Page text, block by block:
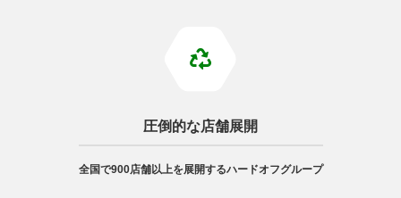
圧倒的な店舗展開
全国で900店舗以上を展開するハードオフグループ